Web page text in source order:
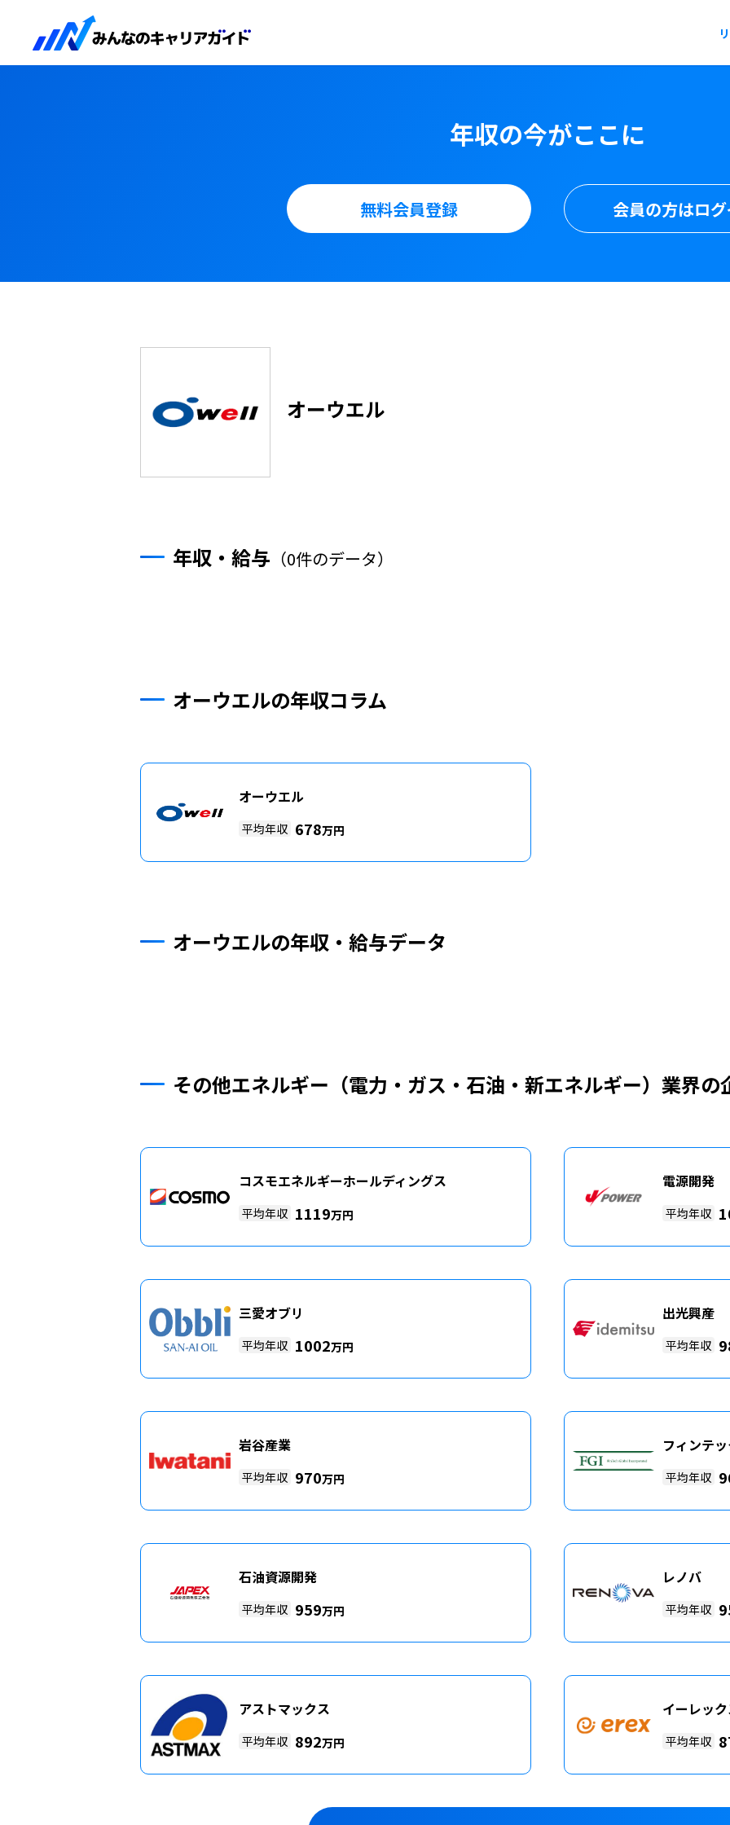
年収の今がここに
無料会員登録 会員の方はロ
オーウエル
年収・給与 （0件のデータ）
オーウエルの年収コラム
オーウエル
平均年収 678万円
オーウエルの年収・給与データ
その他エネルギー（電力・ガス・石油・新エネルギー）業界の
コスモエネルギーホールディングス
平均年収 1119万円
電源開発
平均年収
三愛オブリ
平均年収 1002万円
出光興産
平均年収
岩谷産業
平均年収 970万円
フィンテ
平均年収
石油資源開発
平均年収 959万円
レノバ
平均年収
アストマックス
平均年収 892万円
イーレッ
平均年収